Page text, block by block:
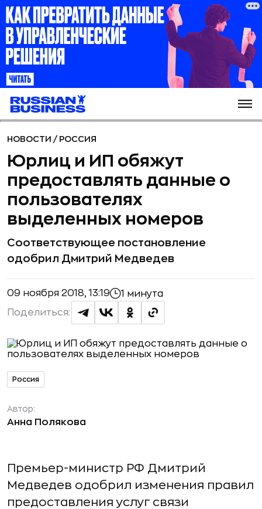
НОВОСТИ / РОССИЯ
Юрлиц и ИП обяжут
предоставлять данные о
пользователях
выделенных номеров
Соответствующее постановление
одобрил Дмитрий Медведев
09 ноября 2018, 13:19 1 минута
Поделиться:
Россия
Автор:
Анна Полякова
Премьер-министр РФ Дмитрий
Медведев одобрил изменения правил
предоставления услуг связи